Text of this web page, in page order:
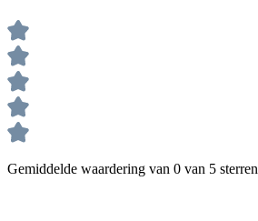
Gemiddelde waardering van 0 van 5 sterren